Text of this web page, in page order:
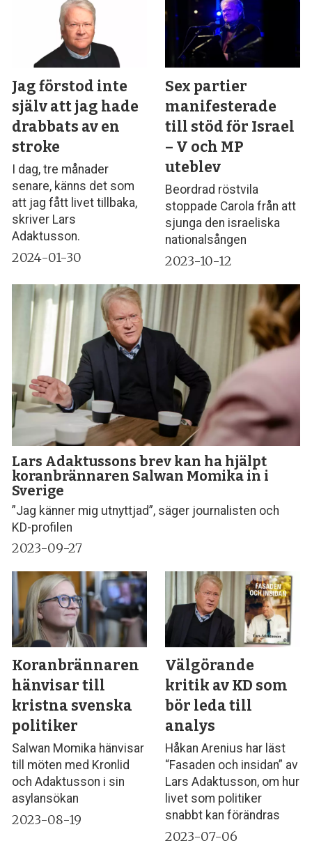
Jag förstod inte
själv att jag hade
drabbats av en
stroke
I dag, tre månader
senare, känns det som
att jag fått livet tillbaka,
skriver Lars
Adaktusson.
2024-01-30
Sex partier
manifesterade
till stöd för Israel
– V och MP
uteblev
Beordrad röstvila
stoppade Carola från att
sjunga den israeliska
nationalsången
2023-10-12
Lars Adaktussons brev kan ha hjälpt
koranbrännaren Salwan Momika in i
Sverige
”Jag känner mig utnyttjad”, säger journalisten och
KD-profilen
2023-09-27
Koranbrännaren
hänvisar till
kristna svenska
politiker
Salwan Momika hänvisar
till möten med Kronlid
och Adaktusson i sin
asylansökan
2023-08-19
Välgörande
kritik av KD som
bör leda till
analys
Håkan Arenius har läst
“Fasaden och insidan” av
Lars Adaktusson, om hur
livet som politiker
snabbt kan förändras
2023-07-06